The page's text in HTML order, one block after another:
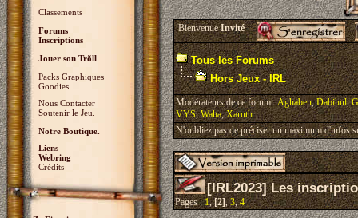
Classements
Forums
Inscriptions
Jouer son Trõll
Packs Graphiques
Goodies
Nous Contacter
Soutenir le Jeu.
Notre Boutique.
Liens
Webring
Crédits
BienvenueInvité
Tous les Forums
Hors Jeux - IRL
Modérateurs de ce forum :Aghabeu,Dabihul,
VYS,Waha,Xaruth
N'oubliez pas de préciser un maximum d'infos
[IRL2023] Les
Pages :1,[2],3,4